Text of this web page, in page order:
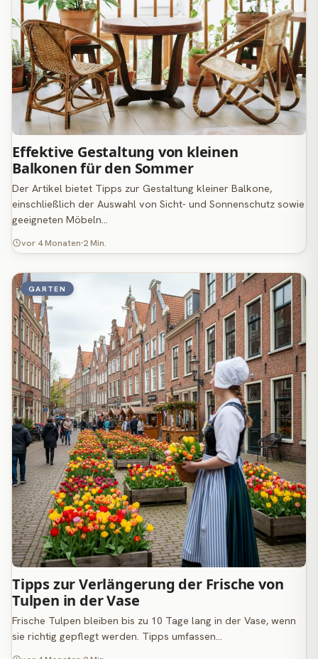
Effektive Gestaltung von kleinen
Balkonen für den Sommer
Der Artikel bietet Tipps zur Gestaltung kleiner Balkone,
einschließlich der Auswahl von Sicht- und Sonnenschutz sowie
geeigneten Möbeln…
vor 4 Monaten 2 Min.
GARTEN
Tipps zur Verlängerung der Frische von
Tulpen in der Vase
Frische Tulpen bleiben bis zu 10 Tage lang in der Vase, wenn
sie richtig gepflegt werden. Tipps umfassen…